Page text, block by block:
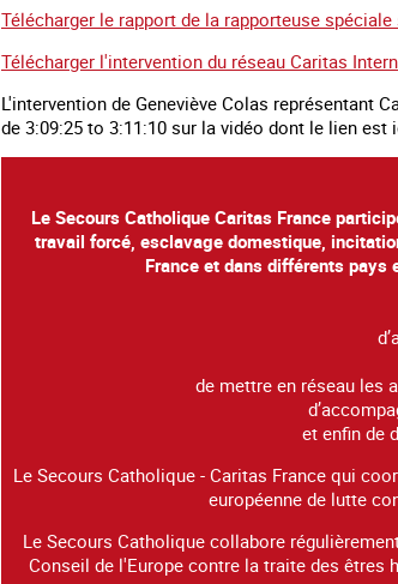
Télécharger le rapport de la rapporteuse
Télécharger l'intervention du réseau Caritas
L'intervention de Geneviève Colas représentant
de 3:09:25 to 3:11:10 sur la vidéo dont le lien est
Le Secours Catholique Caritas France
travail forcé, esclavage domestique,
France et dans différents
de mettre en réseau les
et enfin de
Le Secours Catholique - Caritas France qui
européenne de lutte
Le Secours Catholique collabore
Conseil de l'Europe contre la traite des êtres